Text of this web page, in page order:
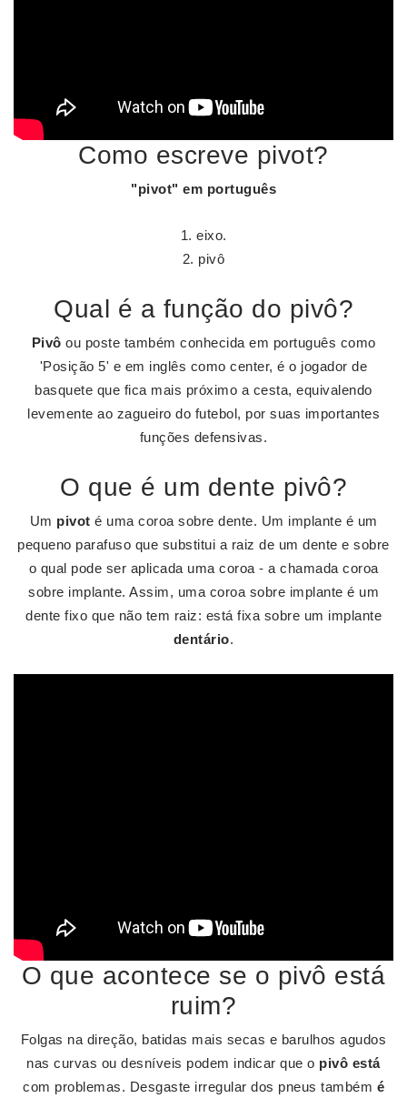
Como escreve pivot?
"pivot" em português
eixo.
pivô
Qual é a função do pivô?
Pivô ou poste também conhecida em português como
'Posição 5' e em inglês como center, é o jogador de
basquete que fica mais próximo a cesta, equivalendo
levemente ao zagueiro do futebol, por suas importantes
funções defensivas.
O que é um dente pivô?
Um pivot é uma coroa sobre dente. Um implante é um
pequeno parafuso que substitui a raiz de um dente e sobre
o qual pode ser aplicada uma coroa - a chamada coroa
sobre implante. Assim, uma coroa sobre implante é um
dente fixo que não tem raiz: está fixa sobre um implante
dentário.
O que acontece se o pivô está
ruim?
Folgas na direção, batidas mais secas e barulhos agudos
nas curvas ou desníveis podem indicar que o pivô está
com problemas. Desgaste irregular dos pneus também é